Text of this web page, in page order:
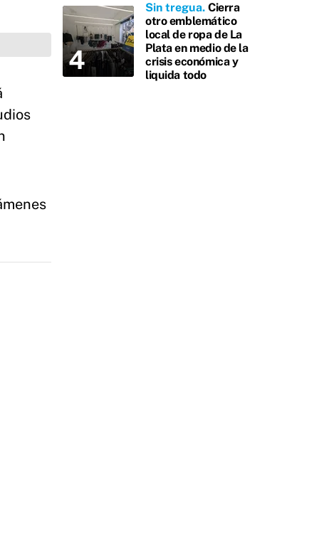
Sin tregua Cierra
otro emblemático
local de ropa de La
Plata en medio de la
crisis económica y
liquida todo